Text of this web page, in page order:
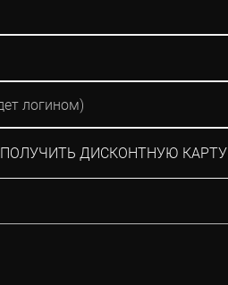
ПОЛУЧИТЬ ДИСКОНТНУЮ КАРТУ